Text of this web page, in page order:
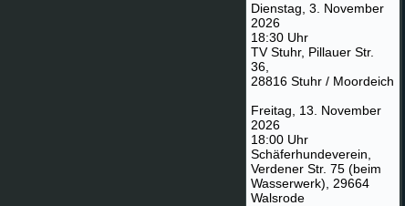
Dienstag, 3. November
2026
18:30 Uhr
TV Stuhr, Pillauer Str.
36,
28816 Stuhr / Moordeich
Freitag, 13. November
2026
18:00 Uhr
Schäferhundeverein,
Verdener Str. 75 (beim
Wasserwerk), 29664
Walsrode